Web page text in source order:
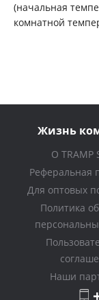
(начальная
комнатной
Жизнь
О TRAMP
Реферальная
Для оптовых
Политика
Наши